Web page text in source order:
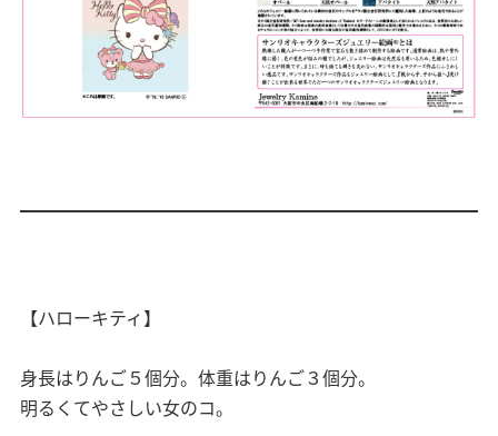
【ハローキティ】
身長はりんご５個分。体重はりんご３個分。
明るくてやさしい女のコ。